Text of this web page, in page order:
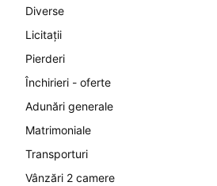
Diverse
Licitații
Pierderi
Închirieri - oferte
Adunări generale
Matrimoniale
Transporturi
Vânzări 2 camere